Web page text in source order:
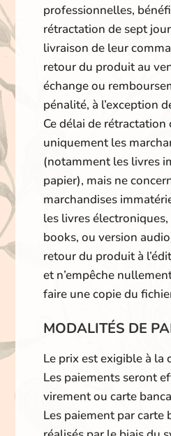
professionnelles,
rétractation de sept
livraison de leur
retour du produit au
échange ou
pénalité, à l’exception
Ce délai de rétractation
uniquement les
(notamment les livres
papier), mais ne
marchandises
les livres
books, ou version
retour du produit à
et n’empêche
faire une copie du
MODALITÉS DE
Le prix est exigible à la
Les paiements seront
virement ou carte
Les paiement par carte